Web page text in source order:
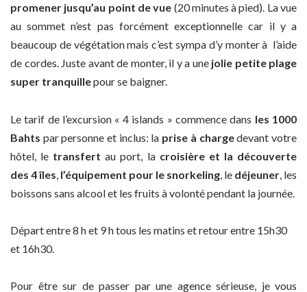
promener jusqu’au point de vue (20 minutes à pied). La vue
au sommet n’est pas forcément exceptionnelle car il y a
beaucoup de végétation mais c’est sympa d’y monter à l’aide
de cordes. Juste avant de monter, il y a une jolie petite plage
super tranquillepour se baigner.
Le tarif de l’excursion « 4 islands » commence dans les 1000
Bahts par personne et inclus: la prise à chargedevant votre
hôtel, le transfert au port, la croisière et la découverte
des 4 îles l’équipement pour le snorkeling , le déjeuner , les
boissons sans alcool et les fruits à volonté pendant la journée.
Départ entre 8 h et 9 h tous les matins et retour entre 15h30
et 16h30.
Pour être sur de passer par une agence sérieuse, je vous